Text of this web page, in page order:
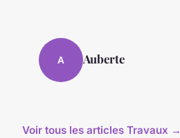
A Auberte
Voir tous les articles Travaux →